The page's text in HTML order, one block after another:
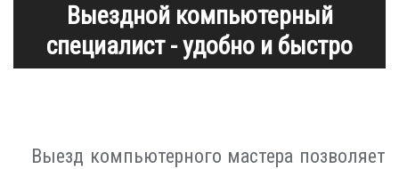
Выездной компьютерный
специалист - удобно и быстро
Выезд компьютерного мастера позволяет